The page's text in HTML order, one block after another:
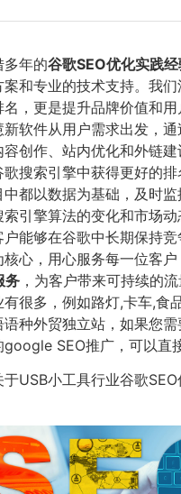
多年的谷歌SEO优化实践
和专业的技术支持。我们
名，更是提升品牌价值和
软件从用户需求出发，
创作、站内优化和外链建
搜索引擎中获得更好的
中都以数据为基础，及时
引擎算法的变化和市场
能够在谷歌中长期保持
心，用心服务每一位客
务 ，为客户带来可持续的
很多，例如路灯,卡车,食
种外贸独立站，如果您
SEO推广，可以直
USB小工具行业谷歌